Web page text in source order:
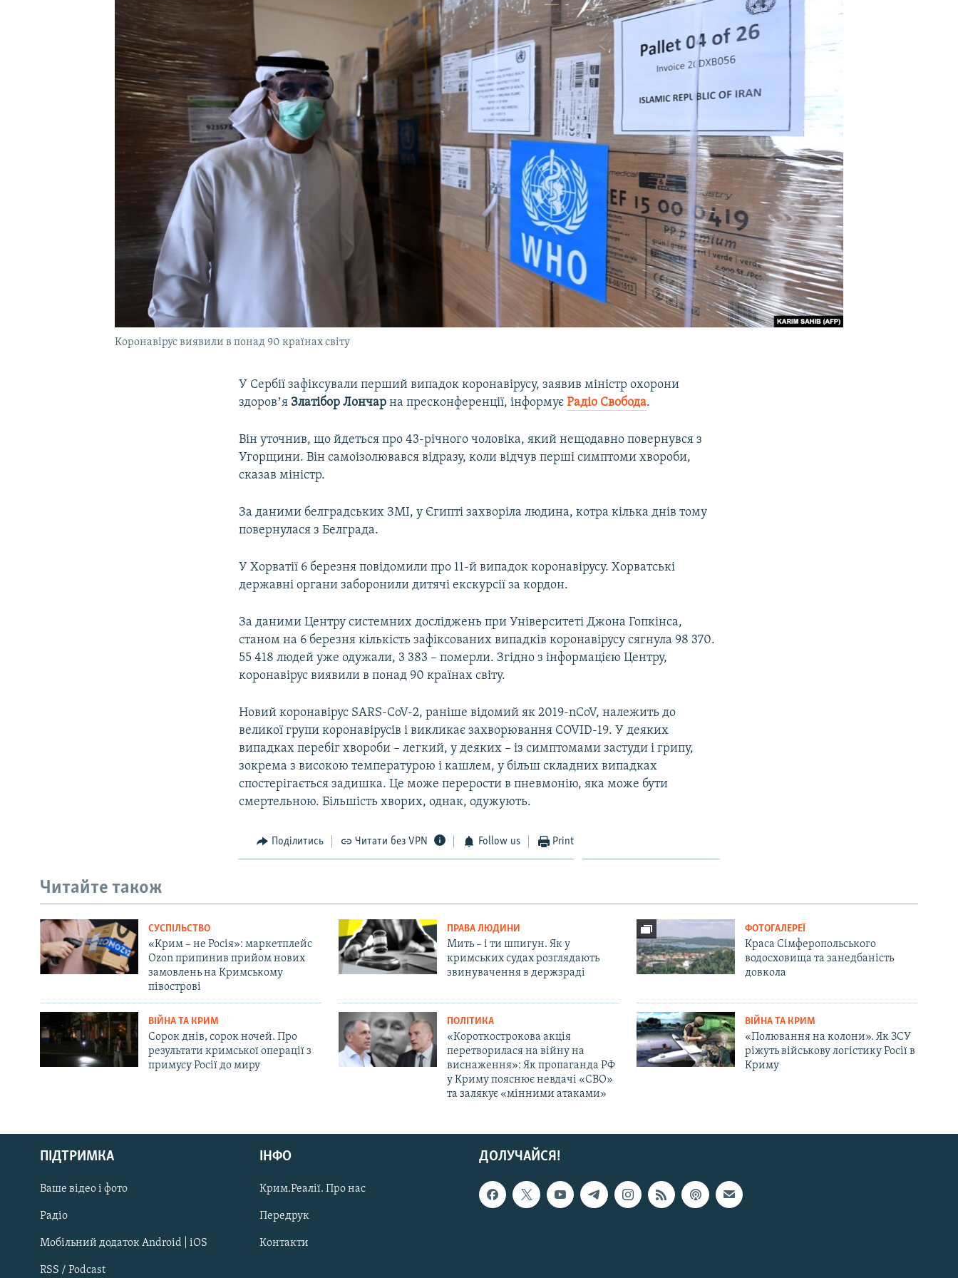
УКРАЇНСЬКА ПРОБЛЕМА КРИМУ
Русский
Qırımtatar
ДОЛУЧАЙСЯ!
Коронавірус виявили в понад 90 країнах світу
У Сербії зафіксували перший випадок коронавірусу, заявив міністр охорони
здоровʼя Златібор Лончар на пресконференції, інформуєРадіо Свобода.
Він уточнив, що йдеться про 43-річного чоловіка, який нещодавно повернувся з
Угорщини. Він самоізолювався відразу, коли відчув перші симптоми хвороби,
сказав міністр.
За даними белградських ЗМІ, у Єгипті захворіла людина, котра кілька днів тому
повернулася з Белграда.
У Хорватії 6 березня повідомили про 11-й випадок коронавірусу. Хорватські
державні органи заборонили дитячі екскурсії за кордон.
За даними Центру системних досліджень при Університеті Джона Гопкінса,
станом на 6 березня кількість зафіксованих випадків коронавірусу сягнула 98 370.
55 418 людей уже одужали, 3 383 – померли. Згідно з інформацією Центру,
коронавірус виявили в понад 90 країнах світу.
Новий коронавірус SARS-CoV-2, раніше відомий як 2019-nCoV, належить до
великої групи коронавірусів і викликає захворювання COVID-19. У деяких
випадках перебіг хвороби – легкий, у деяких – із симптомами застуди і грипу,
зокрема з високою температурою і кашлем, у більш складних випадках
спостерігається задишка. Це може перерости в пневмонію, яка може бути
смертельною. Більшість хворих, однак, одужують.
Поділитись Читати без VPN Follow us Print
Читайте також
СУСПІЛЬСТВО
«Крим – не Росія»: маркетплейс
Ozon припинив прийом нових
замовлень на Кримському
півострові
ПРАВА ЛЮДИНИ
Мить – і ти шпигун. Як у
кримських судах розглядають
звинувачення в держзраді
ФОТОГАЛЕРЕЇ
Краса Сімферопольського
водосховища та занедбаність
довкола
ВІЙНА ТА КРИМ
Сорок днів, сорок ночей. Про
результати кримської операції з
примусу Росії до миру
ПОЛІТИКА
«Короткострокова акція
перетворилася на війну на
виснаження»: Як пропаганда РФ
у Криму пояснює невдачі «СВО»
та залякує «мінними атаками»
ВІЙНА ТА КРИМ
«Полювання на колони». Як ЗСУ
ріжуть військову логістику Росії в
Криму
ДОЛУЧАЙСЯ!
ПІДТРИМКА
Ваше відео і фото
Радіо
Мобільний додаток Android | iOS
RSS / Podcast
ІНФО
Крим.Реалії. Про нас
Передрук
Контакти